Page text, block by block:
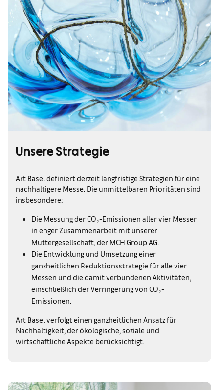
Unsere Strategie
Art Basel definiert derzeit langfristige Strategien für eine
nachhaltigere Messe. Die unmittelbaren Prioritäten sind
insbesondere:
Die Messung der CO₂-Emissionen aller vier Messen
in enger Zusammenarbeit mit unserer
Muttergesellschaft, der MCH Group AG.
Die Entwicklung und Umsetzung einer
ganzheitlichen Reduktionsstrategie für alle vier
Messen und die damit verbundenen Aktivitäten,
einschließlich der Verringerung von CO₂-
Emissionen.
Art Basel verfolgt einen ganzheitlichen Ansatz für
Nachhaltigkeit, der ökologische, soziale und
wirtschaftliche Aspekte berücksichtigt.